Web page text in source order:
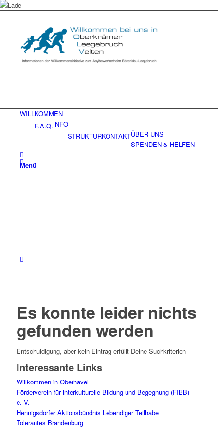
WILLKOMMEN
INFO
F.A.Q.
ÜBER UNS
STRUKTURKONTAKT
SPENDEN & HELFEN
Menü
Es konnte leider nichts
gefunden werden
Entschuldigung, aber kein Eintrag erfüllt Deine Suchkriterien
Interessante Links
Willkommen in Oberhavel
Förderverein für interkulturelle Bildung und Begegnung (FIBB)
e. V.
Hennigsdorfer Aktionsbündnis Lebendiger Teilhabe
Tolerantes Brandenburg